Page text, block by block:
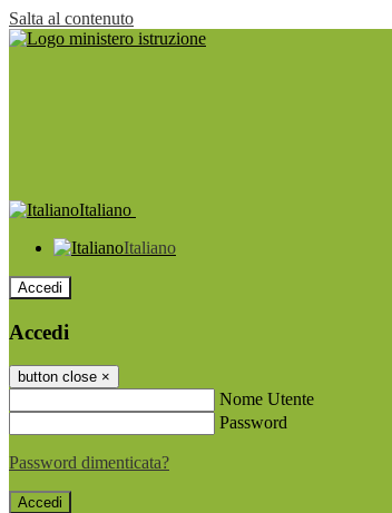
Salta al contenuto
Italiano
Italiano
Accedi
Accedi
button close ×
Nome Utente
Password
Password dimenticata?